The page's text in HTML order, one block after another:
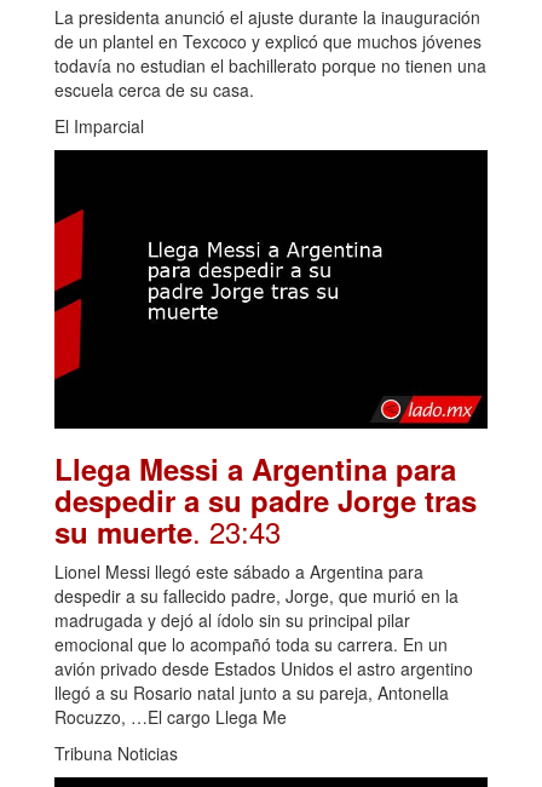
La presidenta anunció el ajuste durante la inauguración
de un plantel en Texcoco y explicó que muchos jóvenes
todavía no estudian el bachillerato porque no tienen una
escuela cerca de su casa.
El Imparcial
Llega Messi a Argentina para
despedir a su padre Jorge tras
su muerte. 23:43
Lionel Messi llegó este sábado a Argentina para
despedir a su fallecido padre, Jorge, que murió en la
madrugada y dejó al ídolo sin su principal pilar
emocional que lo acompañó toda su carrera. En un
avión privado desde Estados Unidos el astro argentino
llegó a su Rosario natal junto a su pareja, Antonella
Rocuzzo, …El cargo Llega Me
Tribuna Noticias